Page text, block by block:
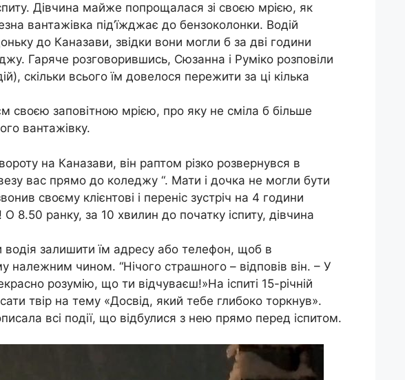
Дівчина майже попрощалася зі своєю мрією, як
вантажівка під’їжджає до бензоколонки. Водій
до Каназави, звідки вони могли б за дві години
Гаряче розговорившись, Сюзанна і Руміко розповіли
скільки всього їм довелося пережити за ці кілька
своєю заповітною мрією, про яку не сміла б більше
вантажівку.
на Каназави, він раптом різко розвернувся в
вас прямо до коледжу “. Мати і дочка не могли бути
своєму клієнтові і переніс зустріч на 4 години
О 8.50 ранку, за 10 хвилин до початку іспиту, дівчина
водія залишити їм адресу або телефон, щоб в
належним чином. “Нічого страшного – відповів він. – У
розумію, що ти відчуваєш!»На іспиті 15-річній
твір на тему «Досвід, який тебе глибоко торкнув».
всі події, що відбулися з нею прямо перед іспитом.